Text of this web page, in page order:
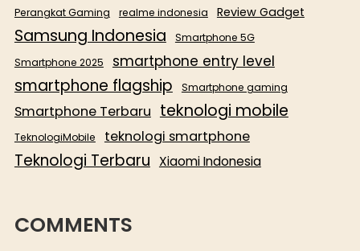
Perangkat Gaming realme indonesia Review Gadget
Samsung Indonesia
Smartphone 5G
Smartphone 2025
smartphone entry level
smartphone flagship Smartphone gaming
Smartphone Terbaru teknologi mobile
TeknologiMobile teknologi smartphone
Teknologi Terbaru Xiaomi Indonesia
COMMENTS